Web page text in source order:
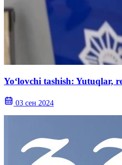
Yo‘lovchi tashish: Yutuqlar,
03 сен 2024